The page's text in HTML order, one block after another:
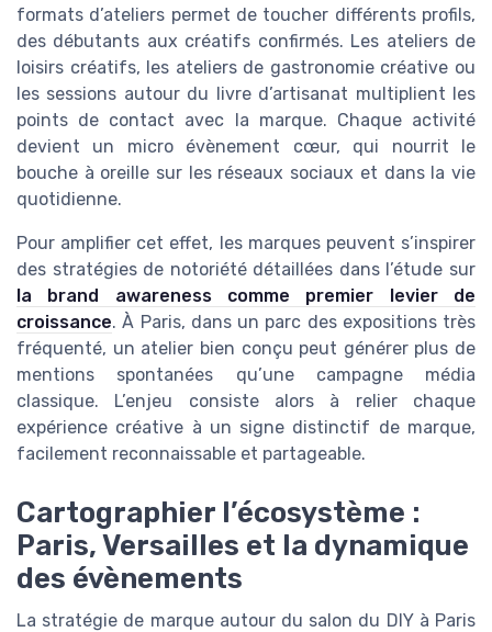
formats d’ateliers permet de toucher différents profils,
des débutants aux créatifs confirmés. Les ateliers de
loisirs créatifs, les ateliers de gastronomie créative ou
les sessions autour du livre d’artisanat multiplient les
points de contact avec la marque. Chaque activité
devient un micro évènement cœur, qui nourrit le
bouche à oreille sur les réseaux sociaux et dans la vie
quotidienne.
Pour amplifier cet effet, les marques peuvent s’inspirer
des stratégies de notoriété détaillées dans l’étude sur
la brand awareness comme premier levier de
croissance. À Paris, dans un parc des expositions très
fréquenté, un atelier bien conçu peut générer plus de
mentions spontanées qu’une campagne média
classique. L’enjeu consiste alors à relier chaque
expérience créative à un signe distinctif de marque,
facilement reconnaissable et partageable.
Cartographier l’écosystème :
Paris, Versailles et la dynamique
des évènements
La stratégie de marque autour du salon du DIY à Paris